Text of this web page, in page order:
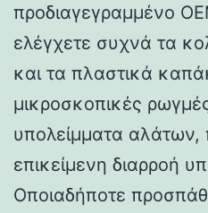
προδιαγεγραμμένο
ελέγχετε συχνά τα
και τα πλαστικά
μικροσκοπικές
υπολείμματα
επικείμενη διαρροή
Οποιαδήποτε